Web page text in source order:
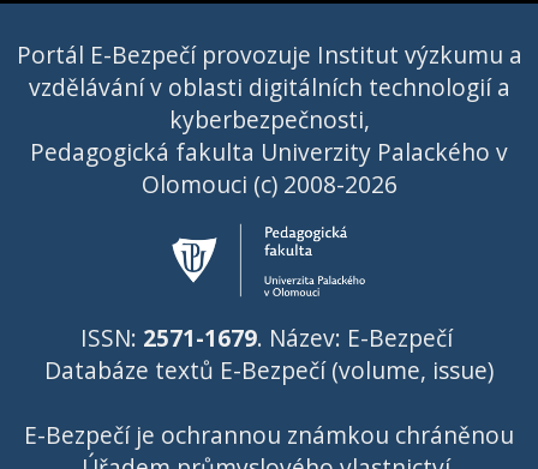
Portál E-Bezpečí provozuje Institut výzkumu a
vzdělávání v oblasti digitálních technologií a
kyberbezpečnosti,
Pedagogická fakulta Univerzity Palackého v
Olomouci (c) 2008-2026
ISSN: 2571-1679. Název: E-Bezpečí
Databáze textů E-Bezpečí (volume, issue)
E-Bezpečí je ochrannou známkou chráněnou